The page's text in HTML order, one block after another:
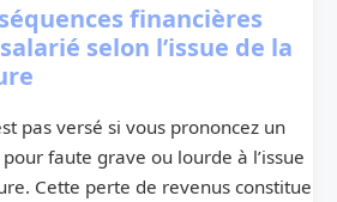
financières
selon l’issue de la
pas versé si vous prononcez un
faute grave ou lourde à l’issue
Cette perte de revenus constitue